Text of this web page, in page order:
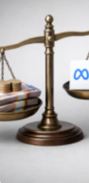
Datenweitergabe